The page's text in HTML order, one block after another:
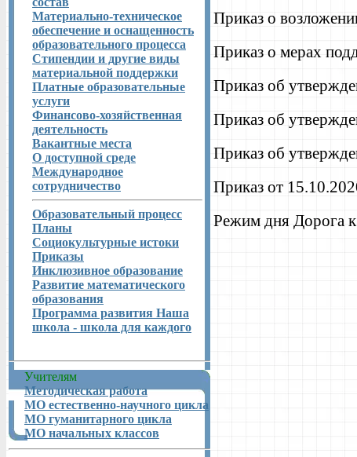
Материально-техническое
обеспечение и оснащенность
образовательного процесса
Стипендии и другие виды
материальной поддержки
Платные образовательные
услуги
Финансово-хозяйственная
деятельность
Вакантные места
О доступной среде
Международное
сотрудничество
Образовательный процесс
Планы
Социокультурные истоки
Приказы
Инклюзивное образование
Развитие математического
образования
Программа развития Наша
школа - школа для каждого
Учителям
Методическая работа
МО естественно-научного цикла
МО гуманитарного цикла
МО начальных классов
Приказ о
Приказ о мерах
Приказ об
Приказ об
Приказ об
Приказ от
Режим дня Дорога